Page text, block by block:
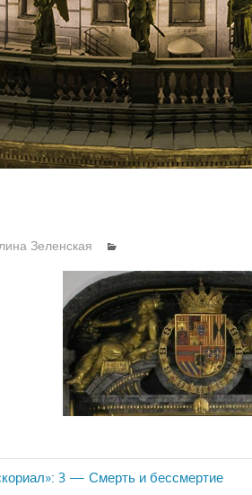
Зеленская
3 — Смерть и бессмертие